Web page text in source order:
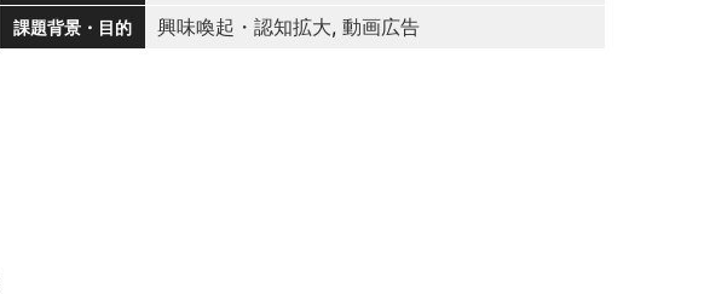
課題背景・目的 興味喚起・認知拡大, 動画広告